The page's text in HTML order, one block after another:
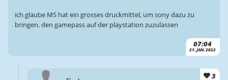
07:04
21. JAN. 2022
ich glaube MS hat ein grosses druckmittel, um sony dazu zu
bringen, den gamepass auf der playstation zuzulassen
3